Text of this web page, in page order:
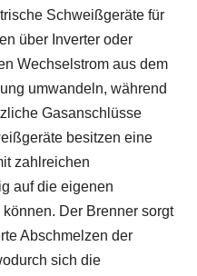
Schweißgeräte für
über Inverter oder
Wechselstrom aus dem
umwandeln, während
Gasanschlüsse
besitzen eine
zahlreichen
auf die eigenen
Der Brenner sorgt
Abschmelzen der
sich die